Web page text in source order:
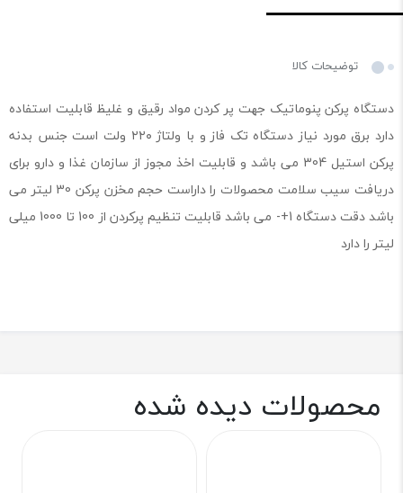
توضیحات کالا
دستگاه پرکن پنوماتیک جهت پر کردن مواد رقیق و غلیظ قابلیت استفاده
دارد برق مورد نیاز دستگاه تک فاز و با ولتاژ ۲۲۰ ولت است جنس بدنه
پرکن استیل 304 می باشد و قابلیت اخذ مجوز از سازمان غذا و دارو برای
دریافت سیب سلامت محصولات را داراست حجم مخزن پرکن 30 لیتر می
باشد دقت دستگاه 1+- می باشد قابلیت تنظیم پرکردن از 100 تا 1000 میلی
لیتر را دارد
محصولات دیده شده